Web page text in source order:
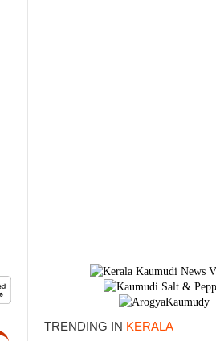
TRENDING IN KERALA